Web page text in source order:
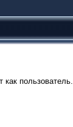
как пользователь.